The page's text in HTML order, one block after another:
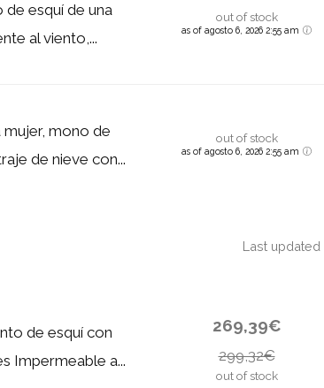
de esquí de una
al viento,...
out of stock
as of agosto 6, 2026 2:55 am
mono de
de nieve con...
out of stock
as of agosto 6, 2026 2:55 am
Last updated
de esquí con
Impermeable a...
269,39€
299,32€
out of stock